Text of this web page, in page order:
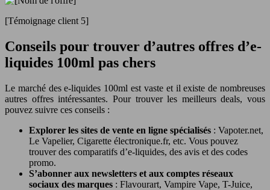
[Témoignage client 5]
Conseils pour trouver d’autres offres d’e-
liquides 100ml pas chers
Le marché des e-liquides 100ml est vaste et il existe de nombreuses
autres offres intéressantes. Pour trouver les meilleurs deals, vous
pouvez suivre ces conseils :
Explorer les sites de vente en ligne spécialisés : Vapoter.net,
Le Vapelier, Cigarette électronique.fr, etc. Vous pouvez
trouver des comparatifs d’e-liquides, des avis et des codes
promo.
S’abonner aux newsletters et aux comptes réseaux
sociaux des marques : Flavourart, Vampire Vape, T-Juice,